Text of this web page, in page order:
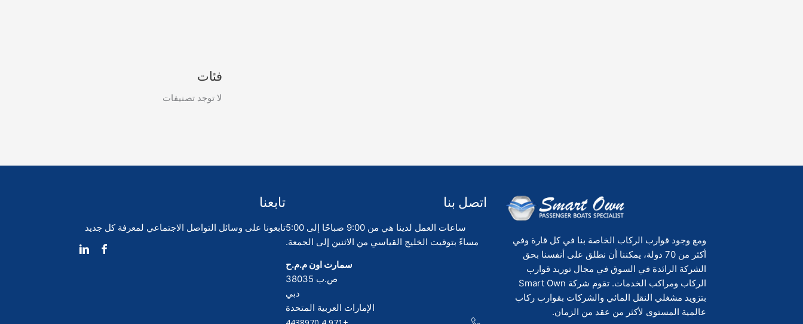
فئات
لا توجد تصنيفات
ومع وجود قوارب الركاب الخاصة بنا في كل قارة وفي
أكثر من 70 دولة، يمكننا أن نطلق على أنفسنا بحق
الشركة الرائدة في السوق في مجال توريد قوارب
الركاب ومراكب الخدمات. تقوم شركة Smart Own
بتزويد مشغلي النقل المائي والشركات بقوارب ركاب
عالمية المستوى لأكثر من عقد من الزمان.
اتصل بنا
ساعات العمل لدينا هي من 9:00 صباحًا إلى 5:00
مساءً بتوقيت الخليج القياسي من الاثنين إلى الجمعة.
سمارت اون م.م.ح
ص.ب 38035
دبي
الإمارات العربية المتحدة
تابعنا
تابعونا على وسائل التواصل الاجتماعي لمعرفة كل جديد